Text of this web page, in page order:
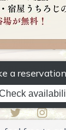
別邸「を
町大字岩屋
42-0026